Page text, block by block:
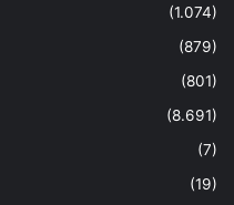
(1.074)
(879)
(801)
(8.691)
(7)
(19)